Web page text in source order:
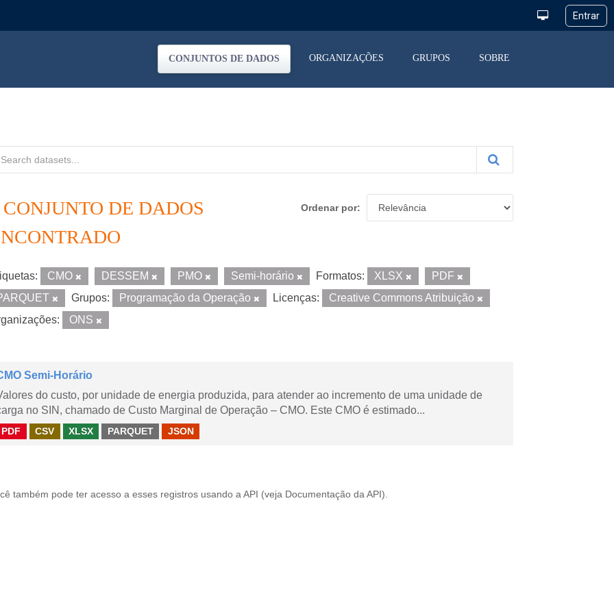
CONJUNTOS DE DADOS ORGANIZAÇÕES GRUPOS SOBRE
Ordenar por
CONJUNTO DE DADOS
CMO DESSEM PMO Semi-horário Formatos: XLSX
PDF
Grupos: Programação da Operação Licenças:
Creative Commons Atribuição
ONS
Semi-Horário
do custo, por unidade de energia produzida, para atender ao incremento de uma unidade de
no SIN, chamado de Custo Marginal de Operação – CMO. Este CMO é estimado...
PDF CSV XLSX PARQUET JSON
também pode ter acesso a esses registros usando a API (veja Documentação da API ).